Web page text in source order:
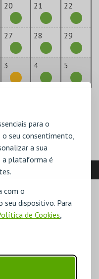
para o
seu consentimento,
a sua
a plataforma é
com o
seu dispositivo. Para
de Cookies,
20 21 22
27 28 29
3 4 5